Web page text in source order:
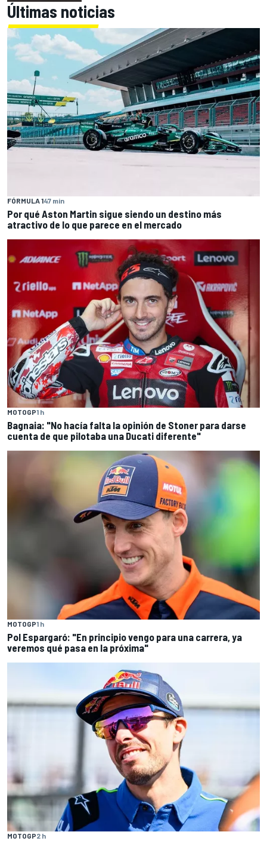
Últimas noticias
FÓRMULA 147 min
Por qué Aston Martin sigue siendo un destino más
atractivo de lo que parece en el mercado
MOTOGP1 h
Bagnaia: "No hacía falta la opinión de Stoner para darse
cuenta de que pilotaba una Ducati diferente"
MOTOGP1 h
Pol Espargaró: "En principio vengo para una carrera, ya
veremos qué pasa en la próxima"
MOTOGP2 h